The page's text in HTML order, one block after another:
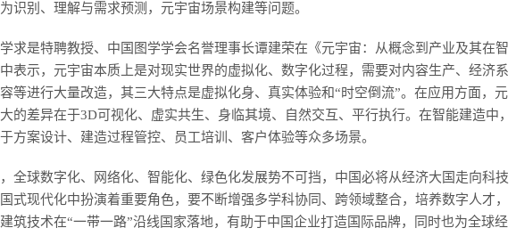
识别、理解与需求预测，元宇宙场景构建等问题。
求是特聘教授、中国图学学会名誉理事长谭建荣在《元宇宙：从概念到产业及其在智
表示，元宇宙本质上是对现实世界的虚拟化、数字化过程，需要对内容生产、经济系
等进行大量改造，其三大特点是虚拟化身、真实体验和“时空倒流”。在应用方面，元
的差异在于3D可视化、虚实共生、身临其境、自然交互、平行执行。在智能建造中，
方案设计、建造过程管控、员工培训、客户体验等众多场景。
全球数字化、网络化、智能化、绿色化发展势不可挡，中国必将从经济大国走向科技
式现代化中扮演着重要角色，要不断增强多学科协同、跨领域整合，培养数字人才，
筑技术在“一带一路”沿线国家落地，有助于中国企业打造国际品牌，同时也为全球经